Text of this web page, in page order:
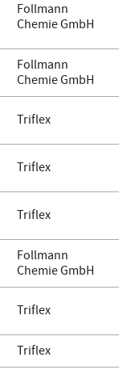
Follmann
Chemie GmbH
Follmann
Chemie GmbH
Triflex
Triflex
Triflex
Follmann
Chemie GmbH
Triflex
Triflex